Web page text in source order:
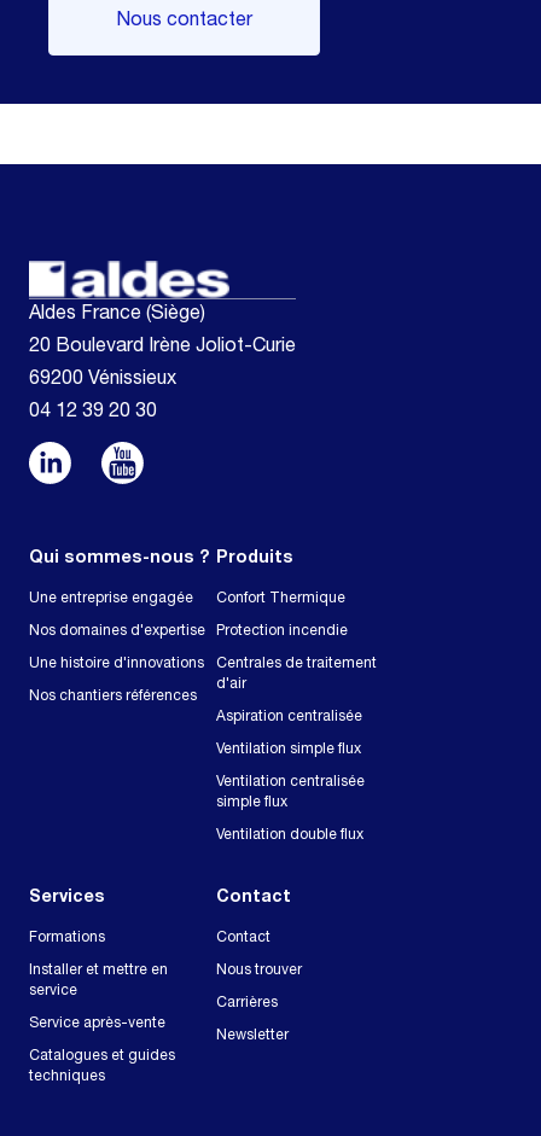
Nous contacter
Aldes France (Siège)
20 Boulevard Irène Joliot-Curie
69200 Vénissieux
04 12 39 20 30
Qui sommes-nous ?
Une entreprise engagée
Nos domaines d'expertise
Une histoire d'innovations
Nos chantiers références
Produits
Confort Thermique
Protection incendie
Centrales de traitement
d'air
Aspiration centralisée
Ventilation simple flux
Ventilation centralisée
simple flux
Ventilation double flux
Services
Formations
Installer et mettre en
service
Service après-vente
Catalogues et guides
techniques
Contact
Contact
Nous trouver
Carrières
Newsletter